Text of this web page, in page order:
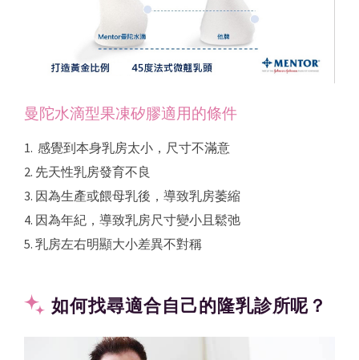
曼陀水滴型果凍矽膠適用的條件
1. 感覺到本身乳房太小，尺寸不滿意
2. 先天性乳房發育不良
3. 因為生產或餵母乳後，導致乳房萎縮
4. 因為年紀，導致乳房尺寸變小且鬆弛
5. 乳房左右明顯大小差異不對稱
如何找尋適合自己的隆乳診所呢？